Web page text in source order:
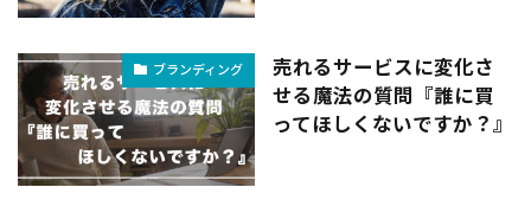
ブランディング
売れるサービスに変化さ
せる魔法の質問『誰に買
ってほしくないですか？』